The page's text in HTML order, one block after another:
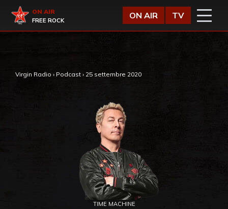
Virgin Radio
ON AIR
FREE ROCK
ON AIR TV
Virgin Radio › Podcast › 25 settembre 2020
TIME MACHINE